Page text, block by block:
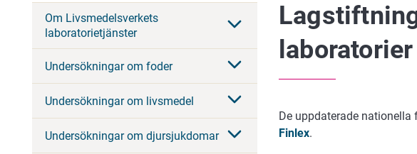
Om Livsmedelsverkets
laboratorietjänster
Undersökningar om foder
Undersökningar om livsmedel
Undersökningar om djursjukdomar
laboratorier
De uppdaterade
Finlex.